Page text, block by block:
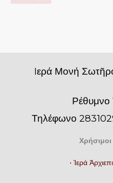
Iερά Μονή
Τηλέφωνο
• Ἱερά